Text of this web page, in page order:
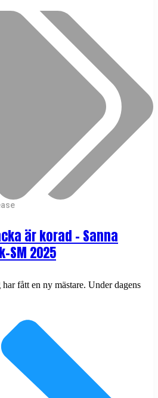
är korad – Sanna
SM 2025
fått en ny mästare. Under dagens